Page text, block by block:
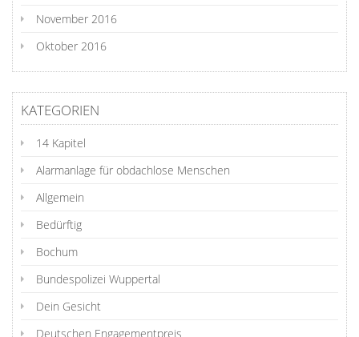
November 2016
Oktober 2016
KATEGORIEN
14 Kapitel
Alarmanlage für obdachlose Menschen
Allgemein
Bedürftig
Bochum
Bundespolizei Wuppertal
Dein Gesicht
Deutschen Engagementpreis